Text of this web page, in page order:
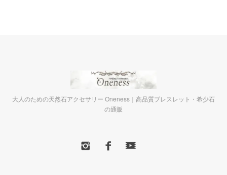
大人のための天然石アクセサリー Oneness｜高品質ブレスレット・希少石
の通販